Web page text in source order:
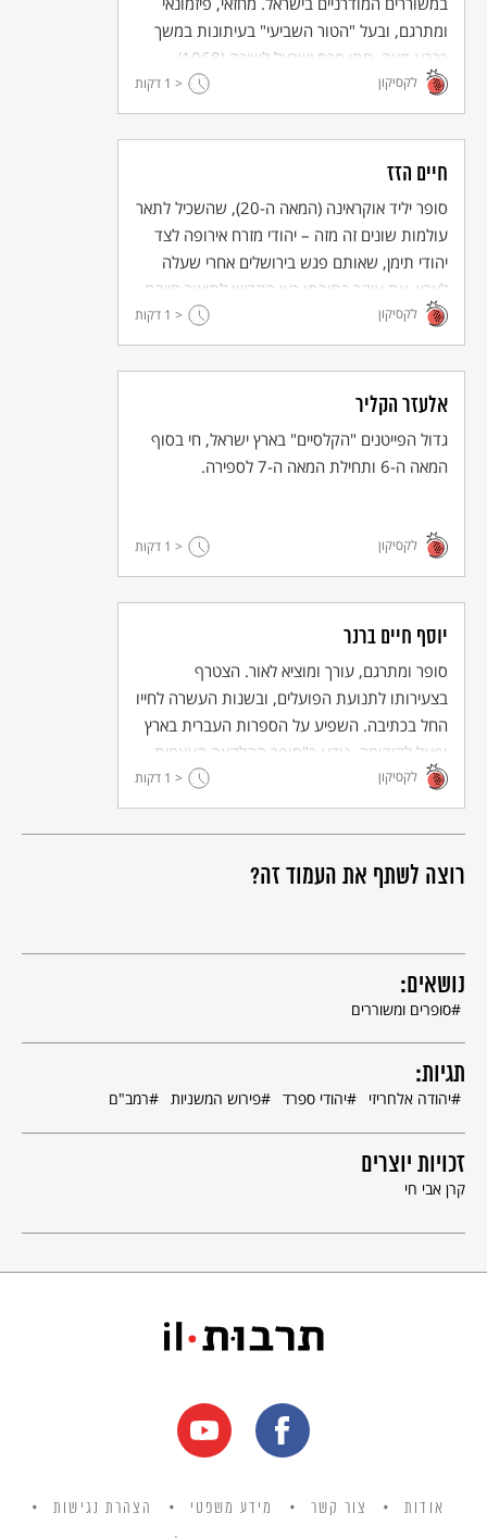
רוצה לשתף את העמוד זה?
ומתרגם, ובעל "הטור השביעי" בעיתונות במשך
כרבע מאה. חתן פרס ישראל לשירה (1968).
לקסיקון < 1 דקות
חיים הזז
סופר יליד אוקראינה (המאה ה-20), שהשכיל לתאר
עולמות שונים זה מזה – יהודי מזרח אירופה לצד
יהודי תימן, שאותם פגש בירושלים אחרי שעלה
לארץ. את עיקר כתיבתו כאן הקדיש לתיאור חייהם
("היושבת בגנים", "יעיש"). חתן פרס ישראל
לספרות (1953).
לקסיקון < 1 דקות
אלעזר הקליר
גדול הפייטנים "הקלסיים" בארץ ישראל, חי בסוף
המאה ה-6 ותחילת המאה ה-7 לספירה.
לקסיקון < 1 דקות
יוסף חיים ברנר
סופר ומתרגם, עורך ומוציא לאור. הצטרף
בצעירותו לתנועת הפועלים, ובשנות העשרה לחייו
החל בכתיבה. השפיע על הספרות העברית בארץ
ופעל לקידומה. נודע כ"סופר ההלקאה העצמית
המוסרית", שחי חיי צניעות וסיגוף. נרצח בפרעות
תרפ"א-1921.
לקסיקון < 1 דקות
נושאים:
סופרים ומשוררים
תגיות:
יהודה אלחריזי יהודי ספרד פירוש המשניות רמב"ם
זכויות יוצרים
קרן אבי חי
אודות צור קשר מידע משפטי הצהרת נגישות